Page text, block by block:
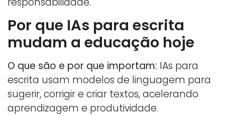
Por que IAs para escrita
mudam a educação hoje
O que são e por que importam: IAs para
escrita usam modelos de linguagem para
sugerir, corrigir e criar textos, acelerando
aprendizagem e produtividade.